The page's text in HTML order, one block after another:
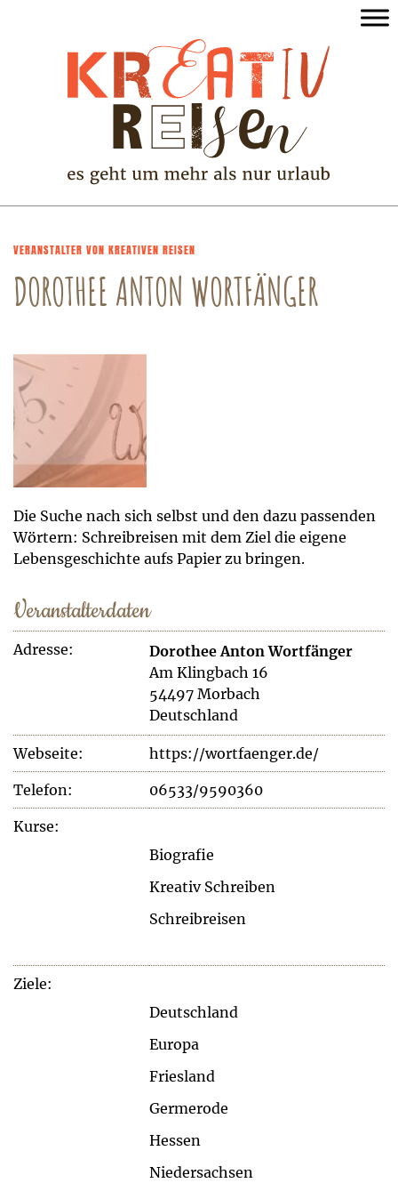
VERANSTALTER VON KREATIVEN REISEN
DOROTHEE ANTON WORTFÄNGER
Die Suche nach sich selbst und den dazu passenden
Wörtern: Schreibreisen mit dem Ziel die eigene
Lebensgeschichte aufs Papier zu bringen.
Veranstalterdaten
Adresse:
Dorothee Anton Wortfänger
Am Klingbach 16
54497 Morbach
Deutschland
Webseite: https://wortfaenger.de/
Telefon: 06533/9590360
Kurse:
Biografie
Kreativ Schreiben
Schreibreisen
Ziele:
Deutschland
Europa
Friesland
Germerode
Hessen
Niedersachsen